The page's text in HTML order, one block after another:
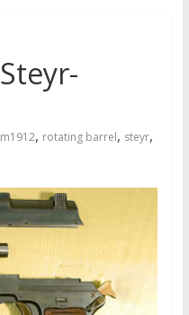
m1912, rotating barrel, steyr,